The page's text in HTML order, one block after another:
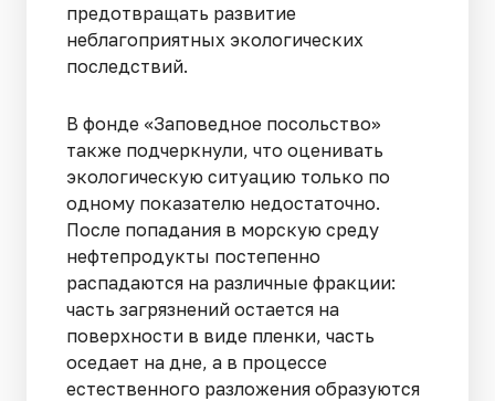
предотвращать развитие
неблагоприятных экологических
последствий.
В фонде «Заповедное посольство»
также подчеркнули, что оценивать
экологическую ситуацию только по
одному показателю недостаточно.
После попадания в морскую среду
нефтепродукты постепенно
распадаются на различные фракции:
часть загрязнений остается на
поверхности в виде пленки, часть
оседает на дне, а в процессе
естественного разложения образуются